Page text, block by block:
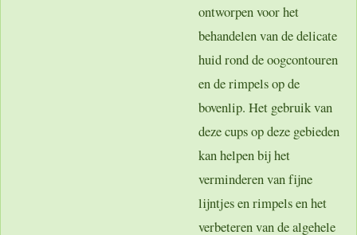
ontworpen voor het
behandelen van de delicate
huid rond de oogcontouren
en de rimpels op de
bovenlip. Het gebruik van
deze cups op deze gebieden
kan helpen bij het
verminderen van fijne
lijntjes en rimpels en het
verbeteren van de algehele